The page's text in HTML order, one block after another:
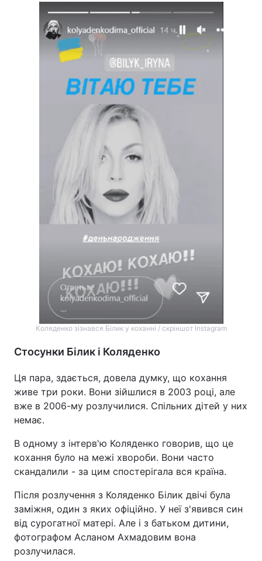
Коляденко зізнався Білик у коханні / скріншот Instagram
Стосунки Білик і Коляденко
Ця пара, здається, довела думку, що кохання
живе три роки. Вони зійшлися в 2003 році, але
вже в 2006-му розлучилися. Спільних дітей у них
немає.
В одному з інтерв'ю Коляденко говорив, що це
кохання було на межі хвороби. Вони часто
скандалили - за цим спостерігала вся країна.
Після розлучення з Коляденко Білик двічі була
заміжня, один з яких офіційно. У неї з'явився син
від сурогатної матері. Але і з батьком дитини,
фотографом Асланом Ахмадовим вона
розлучилася.